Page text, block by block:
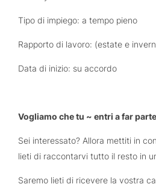
Tipo di impiego: a tempo pieno
Rapporto di lavoro: (estate e
Data di inizio: su accordo
Vogliamo che tu ~ entri a far
Sei interessato? Allora mettiti in
lieti di raccontarvi tutto il resto in
Saremo lieti di ricevere la vostra